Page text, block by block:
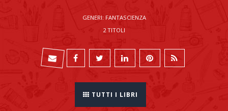
GENERI: FANTASCIENZA
2 TITOLI
TUTTI I LIBRI